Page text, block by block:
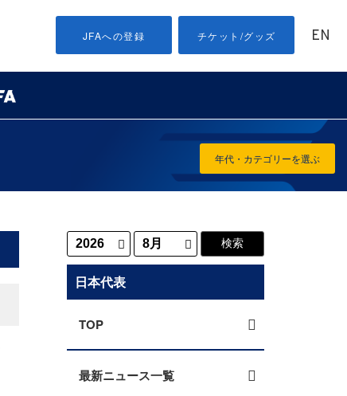
JFAへの登録 チケット/グッズ EN
年代・カテゴリーを選ぶ
日本代表
TOP
最新ニュース一覧